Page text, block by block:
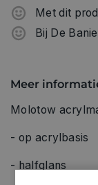
Met dit
Bij De
Meer
Molotow
- op acrylbasis
- halfglans